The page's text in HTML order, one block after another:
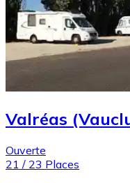
Valréas
Ouverte
21 / 23 Places